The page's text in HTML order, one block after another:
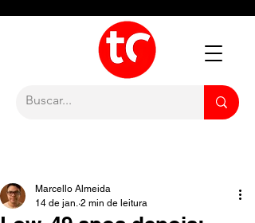
Marcello Almeida
14 de jan. 2 min de leitura